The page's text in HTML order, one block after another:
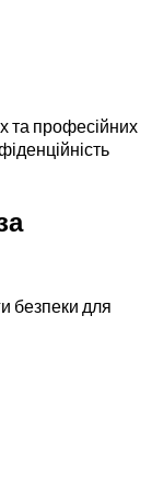
та професійних
безпеки для